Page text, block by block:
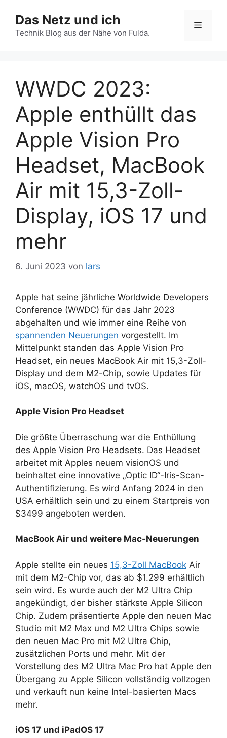
Inhalt
springen
Das Netz und ich
Technik Blog aus der Nähe von Fulda.
Menü
WWDC 2023:
Apple enthüllt das
Apple Vision Pro
Headset, MacBook
Air mit 15,3-Zoll-
Display, iOS 17 und
mehr
6. Juni 2023 von lars
Apple hat seine jährliche Worldwide Developers
Conference (WWDC) für das Jahr 2023
abgehalten und wie immer eine Reihe von
spannenden Neuerungen vorgestellt. Im
Mittelpunkt standen das Apple Vision Pro
Headset, ein neues MacBook Air mit 15,3-Zoll-
Display und dem M2-Chip, sowie Updates für
iOS, macOS, watchOS und tvOS.
Apple Vision Pro Headset
Die größte Überraschung war die Enthüllung
des Apple Vision Pro Headsets. Das Headset
arbeitet mit Apples neuem visionOS und
beinhaltet eine innovative „Optic ID“-Iris-Scan-
Authentifizierung. Es wird Anfang 2024 in den
USA erhältlich sein und zu einem Startpreis von
$3499 angeboten werden.
MacBook Air und weitere Mac-Neuerungen
Apple stellte ein neues 15,3-Zoll MacBook Air
mit dem M2-Chip vor, das ab $1.299 erhältlich
sein wird. Es wurde auch der M2 Ultra Chip
angekündigt, der bisher stärkste Apple Silicon
Chip. Zudem präsentierte Apple den neuen Mac
Studio mit M2 Max und M2 Ultra Chips sowie
den neuen Mac Pro mit M2 Ultra Chip,
zusätzlichen Ports und mehr. Mit der
Vorstellung des M2 Ultra Mac Pro hat Apple den
Übergang zu Apple Silicon vollständig vollzogen
und verkauft nun keine Intel-basierten Macs
mehr.
iOS 17 und iPadOS 17